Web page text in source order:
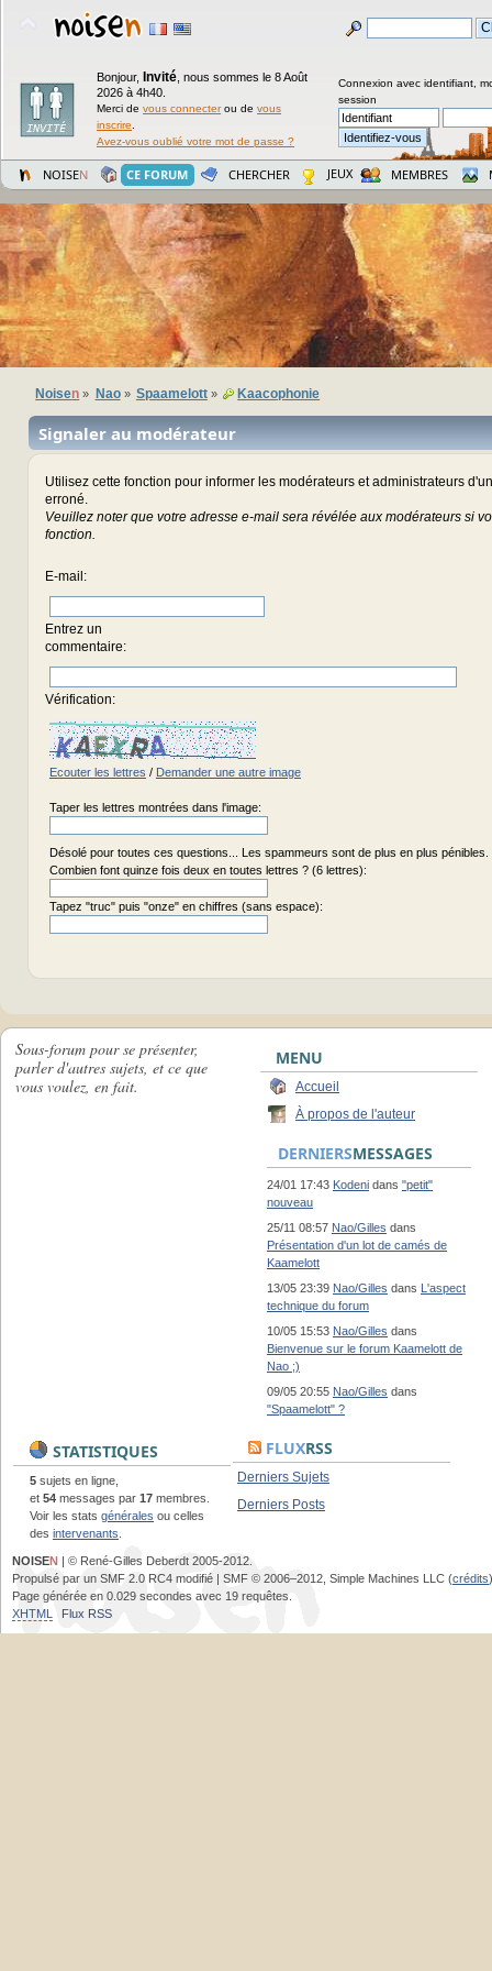
Bonjour, Invité nous sommes le 8 Août
2026 à 4h40.
Merci de vous connecterou de vous
inscrire
Avez-vous oublié votre mot de passe ?
Connexion avec identifiant,
session
NOISEN CE FORUM CHERCHER JEUX MEMBRES
Noisen » Nao» Spaamelott» Kaacophonie
Signaler au modérateur
Utilisez cette fonction pour informer les modérateurs et administrateurs
erroné.
Veuillez noter que votre adresse e-mail sera révélée aux modérateurs si
fonction.
E-mail :
Entrez un
commentaire:
Vérification:
Ecouter les lettres / Demander une autre image
Taper les lettres montrées dans l'image:
Désolé pour toutes ces questions... Les spammeurs sont de plus en plus pénibles.
Combien font quinze fois deux en toutes lettres ? (6 lettres):
Tapez "truc" puis "onze" en chiffres (sans espace):
Sous-forum pour se présenter,
parler d'autres sujets, et ce que
vous voulez, en fait.
MENU
Accueil
À propos de l'auteur
DERNIERSMESSAGES
24/01 17:43 Kodeni dans "petit"
nouveau
25/11 08:57 Nao/Gilles dans
Présentation d'un lot de camés de
Kaamelott
13/05 23:39 Nao/Gilles dans L'aspect
technique du forum
10/05 15:53 Nao/Gilles dans
Bienvenue sur le forum Kaamelott de
Nao ;)
09/05 20:55 Nao/Gilles dans
"Spaamelott" ?
STATISTIQUES
5 sujets en ligne,
et 54 messages par 17 membres.
Voir les stats générales ou celles
des intervenants
FLUXRSS
Derniers Sujets
Derniers Posts
NOISEN | © René-Gilles Deberdt 2005-2012.
Propulsé par un SMF 2.0 RC4 modifié | SMF © 2006–2012, Simple Machines LLC (crédits)
Page générée en 0.029 secondes avec 19 requêtes.
XHTML
Flux RSS